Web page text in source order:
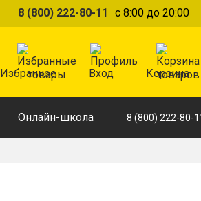
8 (800) 222-80-11 с 8:00 до 20:00
Избранное Вход Корзина
Онлайн-школа 8 (800) 222-80-